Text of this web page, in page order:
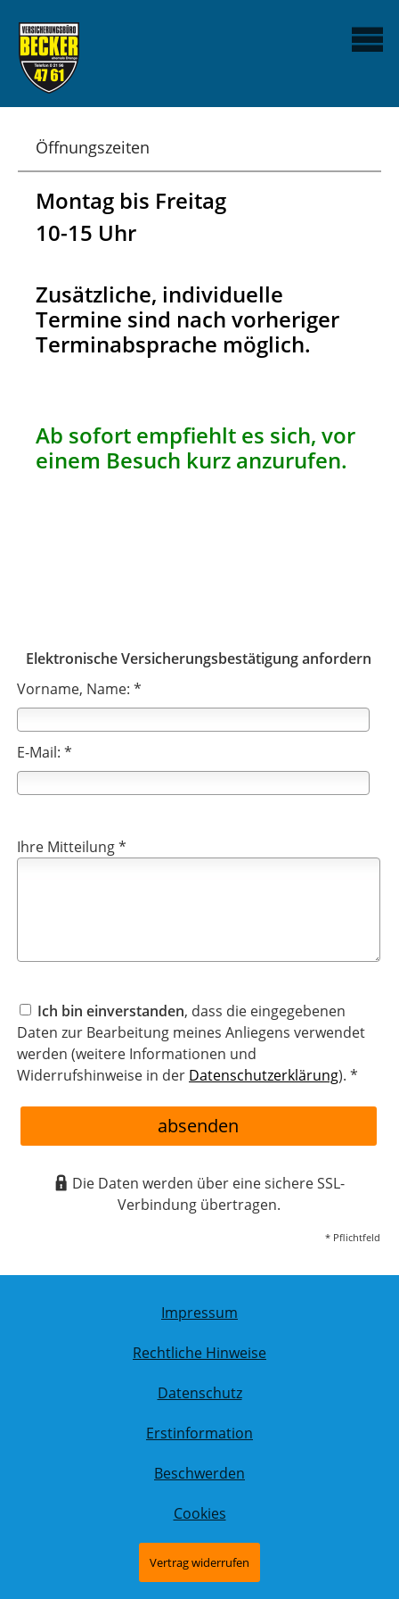
Öffnungszeiten
Montag bis Freitag
10-15 Uhr
Zusätzliche, individuelle
Termine sind nach vorheriger
Terminabsprache möglich.
Ab sofort empfiehlt es sich, vor
einem Besuch kurz anzurufen.
Elektronische Versicherungsbestätigung anfordern
Vorname, Name: *
E-Mail: *
Ihre Mitteilung *
Ich bin einverstanden, dass die eingegebenen
Daten zur Bearbeitung meines Anliegens verwendet
werden (weitere Informationen und
Widerrufshinweise in der Datenschutzerklärung). *
absenden
Die Daten werden über eine sichere SSL-
Verbindung übertragen.
* Pflichtfeld
Impressum
Rechtliche Hinweise
Datenschutz
Erstinformation
Beschwerden
Cookies
Vertrag widerrufen